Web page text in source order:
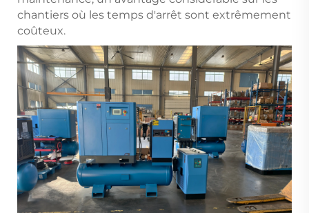
chantiers où les temps d'arrêt sont extrêmement
coûteux.